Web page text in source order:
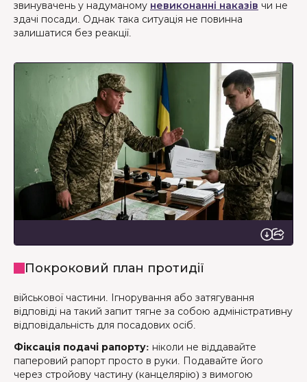
звинувачень у надуманому невиконанні наказів чи не
здачі посади. Однак така ситуація не повинна
залишатися без реакції.
Покроковий план протидії
військової частини. Ігнорування або затягування
відповіді на такий запит тягне за собою адміністративну
відповідальність для посадових осіб.
Фіксація подачі рапорту: ніколи не віддавайте
паперовий рапорт просто в руки. Подавайте його
через стройову частину (канцелярію) з вимогою